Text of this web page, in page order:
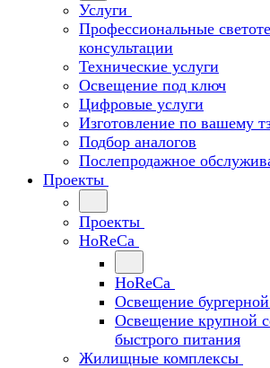
Услуги
Профессиональные
консультации
Технические услуги
Освещение под ключ
Цифровые услуги
Изготовление по вашему
Подбор аналогов
Послепродажное
Проекты
Проекты
HoReCa
HoReCa
Освещение
Освещение крупной
быстрого питания
Жилищные комплексы